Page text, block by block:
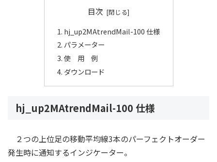
目次
hj_up2MAtrendMail-100 仕様
パラメーター
使 用 例
ダウンロード
hj_up2MAtrendMail-100 仕様
２つの上位足の移動平均線3本のパーフェクトオーダー
発生時に通知するインジケーター。